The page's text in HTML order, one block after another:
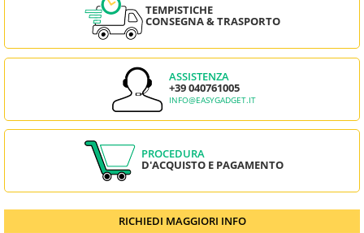
TEMPISTICHE
CONSEGNA & TRASPORTO
ASSISTENZA
+39 040761005
INFO@EASYGADGET.IT
PROCEDURA
D'ACQUISTO E PAGAMENTO
RICHIEDI MAGGIORI INFO